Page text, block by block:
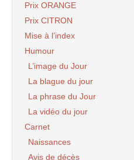
Prix ORANGE
Prix CITRON
Mise à l’index
Humour
L’image du Jour
La blague du jour
La phrase du Jour
La vidéo du jour
Carnet
Naissances
Avis de décès